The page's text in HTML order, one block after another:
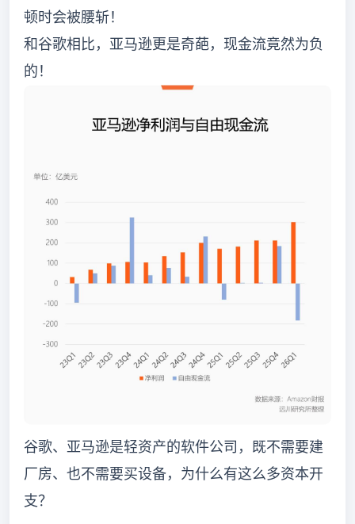
顿时会被腰斩！
和谷歌相比，亚马逊更是奇葩，现金流竟然为负
的！
谷歌、亚马逊是轻资产的软件公司，既不需要建
厂房、也不需要买设备，为什么有这么多资本开
支？